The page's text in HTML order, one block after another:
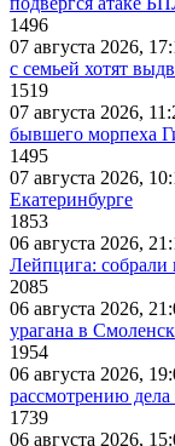
1496
07 августа 2026,
с семьей хотят
1519
07 августа 2026,
бывшего морпеха
1495
07 августа 2026,
Екатеринбурге
1853
06 августа 2026,
Лейпцига: собрали
2085
06 августа 2026,
урагана в
1954
06 августа 2026,
рассмотрению
1739
06 августа 2026,